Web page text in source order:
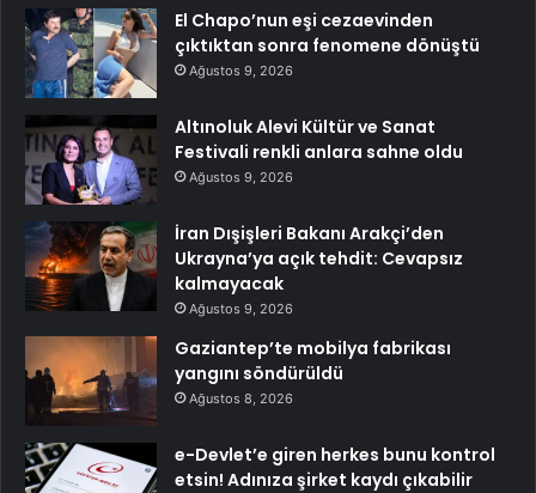
El Chapo’nun eşi cezaevinden
çıktıktan sonra fenomene dönüştü
Ağustos 9, 2026
Altınoluk Alevi Kültür ve Sanat
Festivali renkli anlara sahne oldu
Ağustos 9, 2026
İran Dışişleri Bakanı Arakçi’den
Ukrayna’ya açık tehdit: Cevapsız
kalmayacak
Ağustos 9, 2026
Gaziantep’te mobilya fabrikası
yangını söndürüldü
Ağustos 8, 2026
e-Devlet’e giren herkes bunu kontrol
etsin! Adınıza şirket kaydı çıkabilir